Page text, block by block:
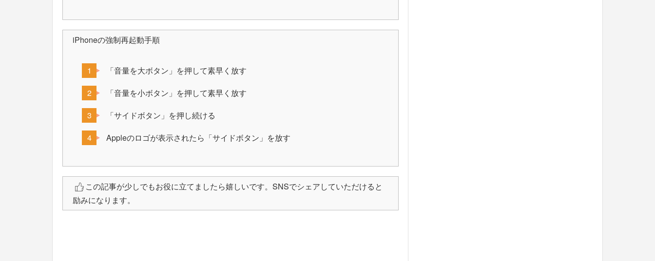
iPhoneの強制再起動手順
「音量を大ボタン」を押して素早く放す
「音量を小ボタン」を押して素早く放す
「サイドボタン」を押し続ける
Appleのロゴが表示されたら「サイドボタン」を放す
この記事が少しでもお役に立てましたら嬉しいです。SNSでシェアしていただけると
励みになります。